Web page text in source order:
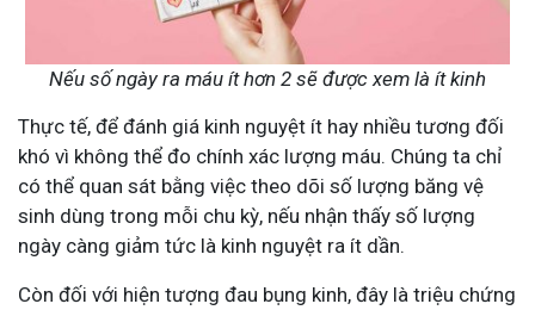
Nếu số ngày ra máu ít hơn 2 sẽ được xem là ít kinh
Thực tế, để đánh giá kinh nguyệt ít hay nhiều tương đối
khó vì không thể đo chính xác lượng máu. Chúng ta chỉ
có thể quan sát bằng việc theo dõi số lượng băng vệ
sinh dùng trong mỗi chu kỳ, nếu nhận thấy số lượng
ngày càng giảm tức là kinh nguyệt ra ít dần.
Còn đối với hiện tượng đau bụng kinh, đây là triệu chứng